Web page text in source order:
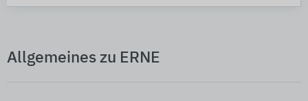
Allgemeines zu ERNE